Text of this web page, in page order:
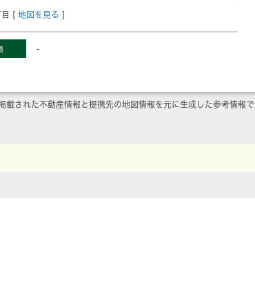
目 [ 地図を見る ]
-
された不動産情報と提携先の地図情報を元に生成した参考情報で